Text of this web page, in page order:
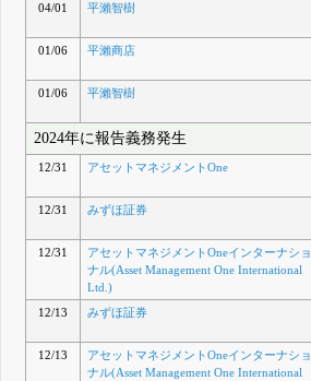
04/01
平瀨智樹
01/06
平瀨商店
01/06
平瀨智樹
2024年に報告義務発生
12/31 アセットマネジメントOne
12/31
みずほ証券
12/31
アセットマネジメントOneインターナショ
ナル(Asset Management One International
Ltd.)
12/13 みずほ証券
12/13
アセットマネジメントOneインターナショ
ナル(Asset Management One International